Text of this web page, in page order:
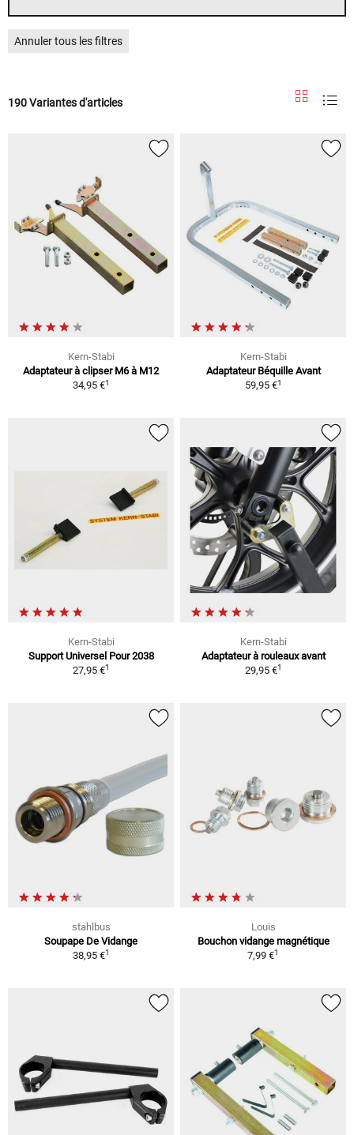
Annuler tous les filtres
190 Variantes d'articles
Kern-Stabi
Adaptateur à clipser M6 à M12
34,95 €1
Kern-Stabi
Adaptateur Béquille Avant
59,95 €1
Kern-Stabi
Support Universel Pour 2038
27,95 €1
Kern-Stabi
Adaptateur à rouleaux avant
29,95 €1
stahlbus
Soupape De Vidange
38,95 €1
Louis
Bouchon vidange magnétique
7,99 €1